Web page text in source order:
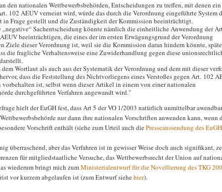
den nationalen Wettbewerbsbehörden, Entscheidungen zu treffen, mit denen ein
102 AEUV verneint wird, würde das durch die Verordnung eingeführte System
in Frage gestellt und die Zuständigkeit der Kommission beeinträchtigt.
Sachentscheidung könnte nämlich die einheitliche Anwendung der
beeinträchtigen, die eines der im ersten Erwägungsgrund der Verordnung
Ziele dieser Verordnung ist, weil sie die Kommission daran hindern könnte,
die fragliche Verhaltensweise eine Zuwiderhandlung gegen diese
Wortlaut als auch aus der Systematik der Verordnung und dem mit dieser
dass die Feststellung des Nichtvorliegens eines Verstoßes gegen Art. 102
vorbehalten ist, selbst wenn dieser Artikel in einem von einer nationalen
durchgeführten Verfahren angewandt wird."
hielt der EuGH fest, dass Art 5 der VO 1/2003 natürlich unmittelbar
nur dann ihre nationalen Vorschriften anwenden kann, wenn
Vorschrift enthält (siehe zum Urteil auch diePresseaussendung des
überraschend, aber das Verfahren ist in gewisser Weise doch auch signifikant,
für mitgliedstaatliche Versuche, das Wettbewerbsrecht der Union auf
wiederum bringt mich zumMinisterialentwurf für die Novellierung des TKG
vor kurzem abgelaufen ist (zum Entwurf siehehier).